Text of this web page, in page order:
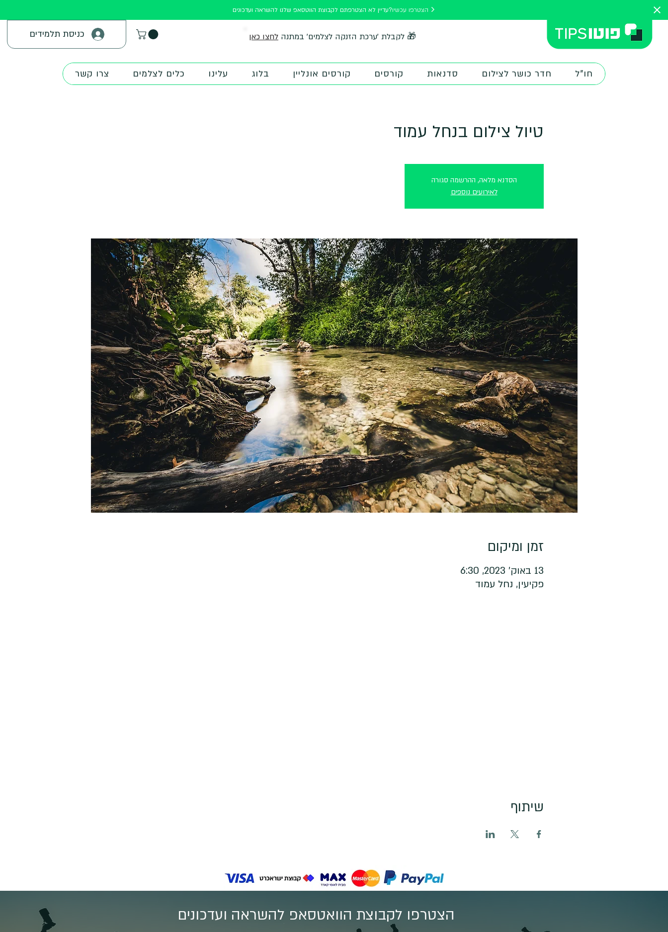
עדיין לא הצטרפתם לקבוצת הווטסאפ שלנו להשראה ועדכונים?
כניסת תלמידים לחצו כאן 🎁 לקבלת 'ערכת הזנקה לצלמים' במתנה
חו"ל חדר כושר לצילום סדנאות קורסים קורסים אונליין בלוג עלינו כלים לצלמים צרו קשר
טיול צילום בנחל עמוד
הסדנא מלאה, ההרשמה סגורה
לאירועים נוספים
זמן ומיקום
13 באוק׳ 2023, 6:30
פקיעין, נחל עמוד
שיתוף
הצטרפו לקבוצת הוואטסאפ להשראה ועדכונים